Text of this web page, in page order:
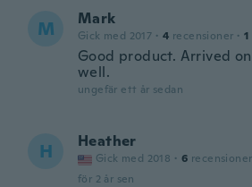
M Mark
Gick med 2017 · 4 recensioner · 1
Good product. Arrived
well.
ungefär ett år sedan
H Heather
Gick med 2018 · 6 recensioner
för 2 år sen